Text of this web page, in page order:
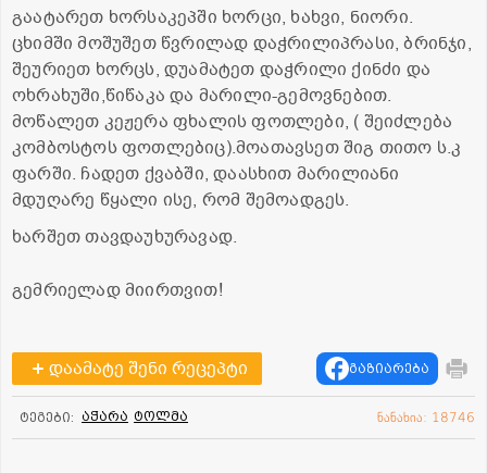
გაატარეთ ხორსაკეპში ხორცი, ხახვი, ნიორი.
ცხიმში მოშუშეთ წვრილად დაჭრილიპრასი, ბრინჯი,
შეურიეთ ხორცს, დუამატეთ დაჭრილი ქინძი და
ოხრახუში,წიწაკა და მარილი-გემოვნებით.
მოწალეთ კეჟერა ფხალის ფოთლები, ( შეიძლება
კომბოსტოს ფოთლებიც).მოათავსეთ შიგ თითო ს.კ
ფარში. ჩადეთ ქვაბში, დაასხით მარილიანი
მდუღარე წყალი ისე, რომ შემოადგეს.
ხარშეთ თავდაუხურავად.
გემრიელად მიირთვით!
დაამატე შენი რეცეპტი გაზიარება
ტეგები: აჭარა ტოლმა ნანახია: 18746